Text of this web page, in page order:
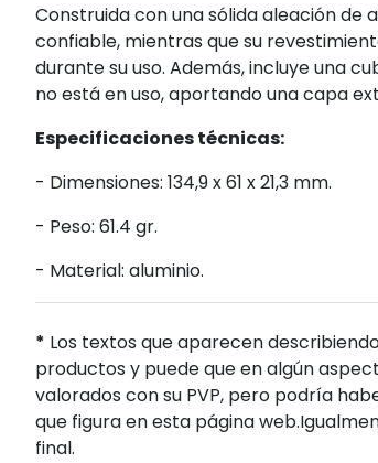
Construida con una sólida aleación de
confiable, mientras que su
durante su uso. Además, incluye una
no está en uso, aportando una capa
Especificaciones técnicas:
- Dimensiones: 134,9 x 61 x 21,3 mm.
- Peso: 61.4 gr.
- Material: aluminio.
* Los textos que aparecen
productos y puede que en algún
valorados con su PVP, pero podría
que figura en esta página
final.